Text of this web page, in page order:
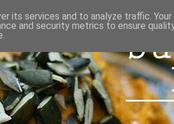
its services and to analyze traffic.
and security metrics to ensure